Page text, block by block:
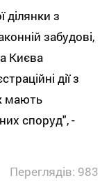
ділянки з
забудові,
Києва
дії з
мають
споруд", -
Переглядів: 983